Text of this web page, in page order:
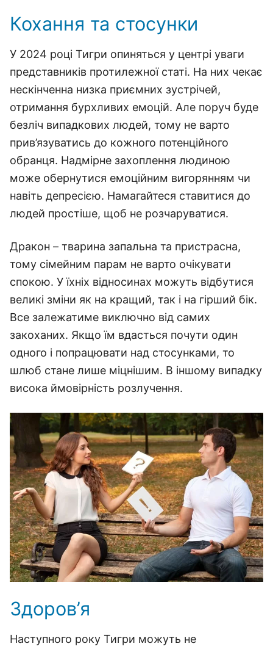
Кохання та стосунки
У 2024 році Тигри опиняться у центрі уваги
представників протилежної статі. На них чекає
нескінченна низка приємних зустрічей,
отримання бурхливих емоцій. Але поруч буде
безліч випадкових людей, тому не варто
прив’язуватись до кожного потенційного
обранця. Надмірне захоплення людиною
може обернутися емоційним вигорянням чи
навіть депресією. Намагайтеся ставитися до
людей простіше, щоб не розчаруватися.
Дракон – тварина запальна та пристрасна,
тому сімейним парам не варто очікувати
спокою. У їхніх відносинах можуть відбутися
великі зміни як на кращий, так і на гірший бік.
Все залежатиме виключно від самих
закоханих. Якщо їм вдасться почути один
одного і попрацювати над стосунками, то
шлюб стане лише міцнішим. В іншому випадку
висока ймовірність розлучення.
Здоров’я
Наступного року Тигри можуть не